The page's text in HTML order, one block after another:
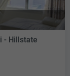
- Hillstate